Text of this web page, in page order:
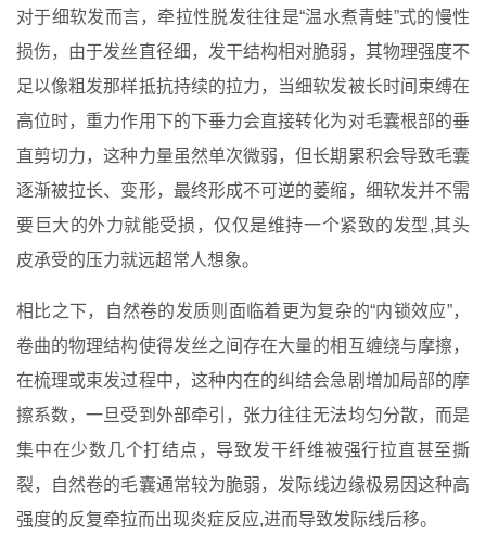
对于细软发而言，牵拉性脱发往往是“温水煮青蛙”式的慢性
损伤，由于发丝直径细，发干结构相对脆弱，其物理强度不
足以像粗发那样抵抗持续的拉力，当细软发被长时间束缚在
高位时，重力作用下的下垂力会直接转化为对毛囊根部的垂
直剪切力，这种力量虽然单次微弱，但长期累积会导致毛囊
逐渐被拉长、变形，最终形成不可逆的萎缩，细软发并不需
要巨大的外力就能受损，仅仅是维持一个紧致的发型,其头
皮承受的压力就远超常人想象。
相比之下，自然卷的发质则面临着更为复杂的“内锁效应”，
卷曲的物理结构使得发丝之间存在大量的相互缠绕与摩擦，
在梳理或束发过程中，这种内在的纠结会急剧增加局部的摩
擦系数，一旦受到外部牵引，张力往往无法均匀分散，而是
集中在少数几个打结点，导致发干纤维被强行拉直甚至撕
裂，自然卷的毛囊通常较为脆弱，发际线边缘极易因这种高
强度的反复牵拉而出现炎症反应,进而导致发际线后移。